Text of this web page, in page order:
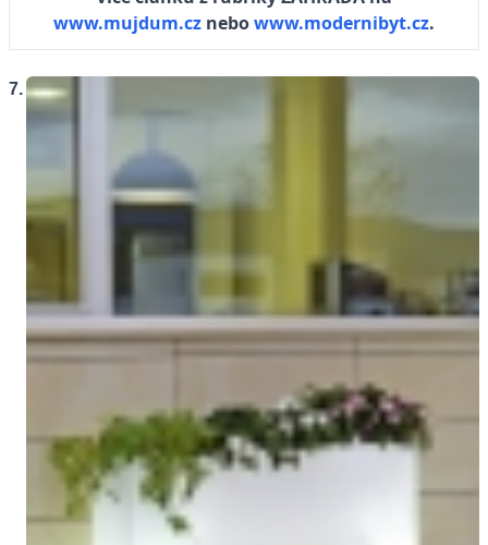
www.mujdum.cz nebowww.modernibyt.cz.
7.